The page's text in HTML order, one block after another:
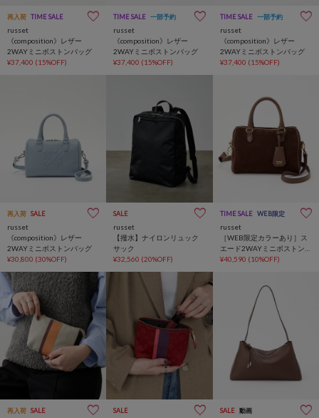
再入荷 TIME SALE
russet
《composition》レザー
2WAYミニボストンバッグ
¥37,400 (15%OFF)
TIME SALE 一部予約
russet
《composition》レザー
2WAYミニボストンバッグ
¥37,400 (15%OFF)
TIME SALE 一部予約
russet
《composition》レザー
2WAYミニボストンバッグ
¥37,400 (15%OFF)
再入荷 SALE
russet
《composition》レザー
2WAYミニボストンバッグ
¥30,800 (30%OFF)
SALE
russet
【撥水】ナイロンリュック
サック
¥32,560 (20%OFF)
TIME SALE WEB限定
russet
［WEB限定カラーあり］ス
エード2WAYミニボストンバ
ッグ
¥40,590 (10%OFF)
再入荷 SALE SALE SALE 動画